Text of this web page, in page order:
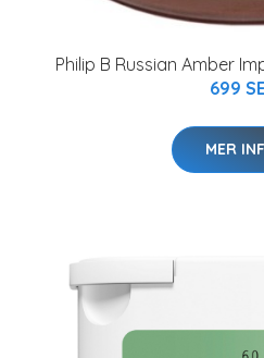
Philip B Russian Amber
699
MER